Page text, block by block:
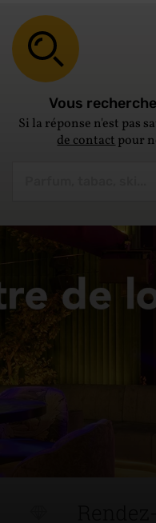
Vous
Si la réponse n'est pas
de contactpour